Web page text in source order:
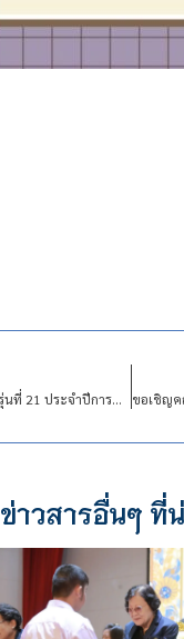
โครงการ “ปฐมนิเทศและค่ายกระชับมิตร นักเรียนใหม่ ระดับ ปวช. ชั้นปีที่ 1 รุ่นที่ 21 ประจำปีการศึกษา 2567
ข่าวสารอื่นๆ ที่